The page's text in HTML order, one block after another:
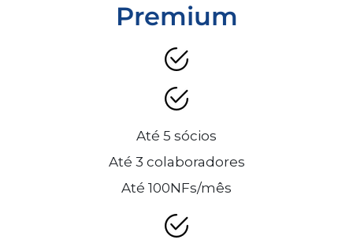
Premium
Até 5 sócios
Até 3 colaboradores
Até 100NFs/mês